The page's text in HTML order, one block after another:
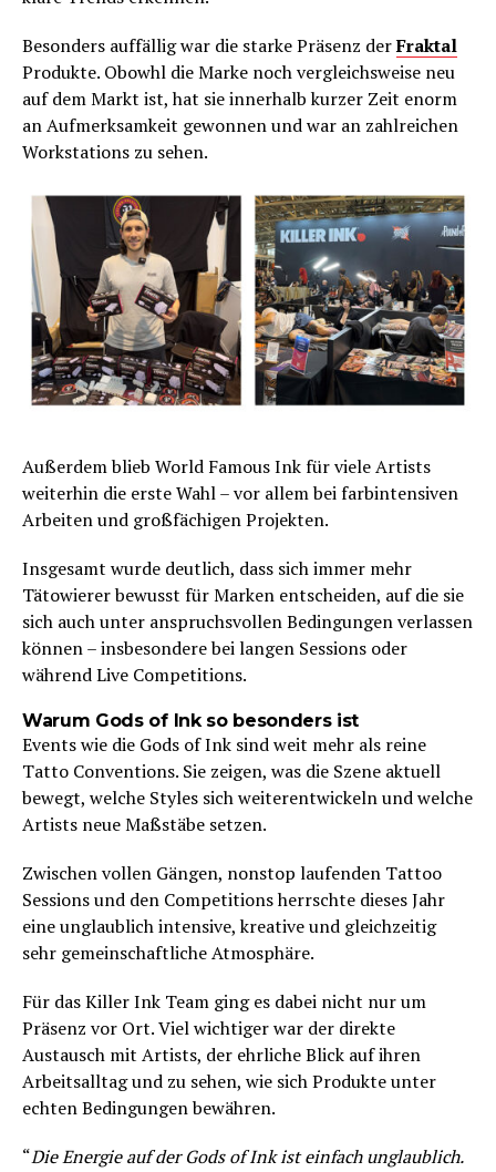
Besonders auffällig war die starke Präsenz derFraktal
Produkte. Obowhl die Marke noch vergleichsweise neu
auf dem Markt ist, hat sie innerhalb kurzer Zeit enorm
an Aufmerksamkeit gewonnen und war an zahlreichen
Workstations zu sehen.
Außerdem blieb World Famous Ink für viele Artists
weiterhin die erste Wahl – vor allem bei farbintensiven
Arbeiten und großfächigen Projekten.
Insgesamt wurde deutlich, dass sich immer mehr
Tätowierer bewusst für Marken entscheiden, auf die sie
sich auch unter anspruchsvollen Bedingungen verlassen
können – insbesondere bei langen Sessions oder
während Live Competitions.
Warum Gods of Ink so besonders ist
Events wie die Gods of Ink sind weit mehr als reine
Tatto Conventions. Sie zeigen, was die Szene aktuell
bewegt, welche Styles sich weiterentwickeln und welche
Artists neue Maßstäbe setzen.
Zwischen vollen Gängen, nonstop laufenden Tattoo
Sessions und den Competitions herrschte dieses Jahr
eine unglaublich intensive, kreative und gleichzeitig
sehr gemeinschaftliche Atmosphäre.
Für das Killer Ink Team ging es dabei nicht nur um
Präsenz vor Ort. Viel wichtiger war der direkte
Austausch mit Artists, der ehrliche Blick auf ihren
Arbeitsalltag und zu sehen, wie sich Produkte unter
echten Bedingungen bewähren.
“Die Energie auf der Gods of Ink ist einfach unglaublich.